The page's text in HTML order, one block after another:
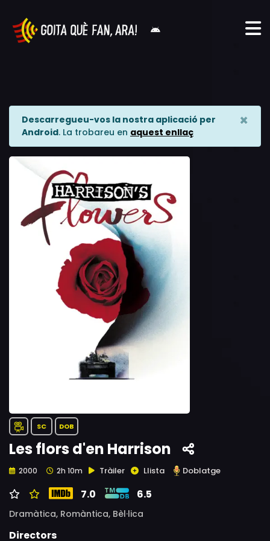
Descarregueu-vos la nostra aplicació per
Android. La trobareu en aquest enllaç
×
SC DOB
Les flors d'en Harrison
2000 2h 10m Tràiler Llista Doblatge
7.0 6.5
Dramàtica, Romàntica, Bèl·lica
Directors